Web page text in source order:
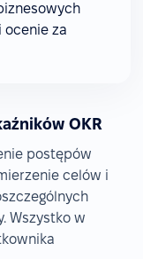
za
OKR
postępów
celów i
Wszystko w